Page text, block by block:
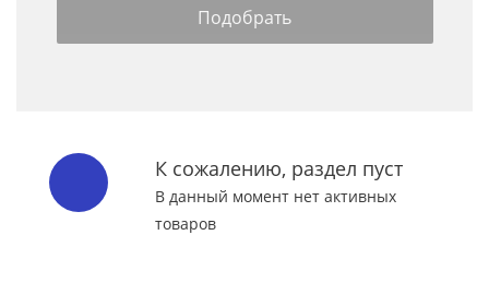
К сожалению, раздел пуст
В данный момент нет активных
товаров